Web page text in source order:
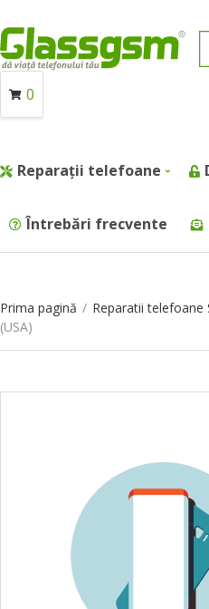
0
Reparații telefoane
Întrebări frecvente
Prima pagină / Reparatii telefoane
(USA)